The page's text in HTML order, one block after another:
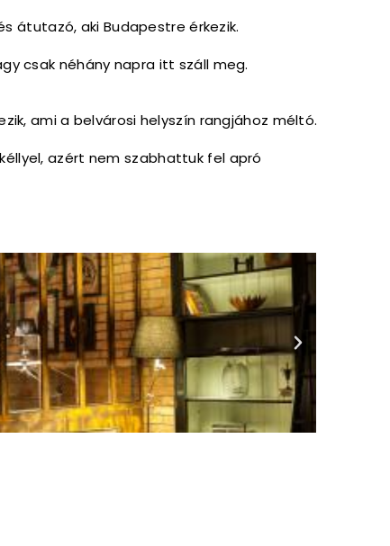
átutazó, aki Budapestre érkezik.
csak néhány napra itt száll meg.
ami a belvárosi helyszín rangjához méltó.
azért nem szabhattuk fel apró